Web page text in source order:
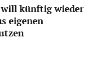
pur
künftig wieder
eigenen